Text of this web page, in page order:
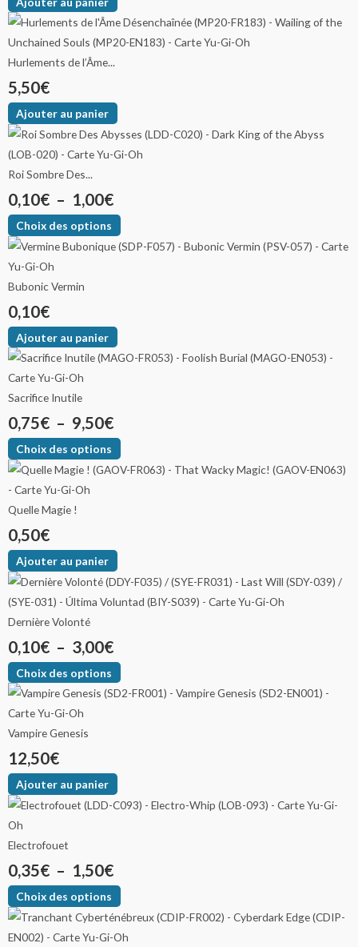
Hurlements de l’Âme...
5,50€
Ajouter au panier
Roi Sombre Des...
0,10€ – 1,00€
Choix des options
Bubonic Vermin
0,10€
Ajouter au panier
Sacrifice Inutile
0,75€ – 9,50€
Choix des options
Quelle Magie !
0,50€
Ajouter au panier
Dernière Volonté
0,10€ – 3,00€
Choix des options
Vampire Genesis
12,50€
Ajouter au panier
Electrofouet
0,35€ – 1,50€
Choix des options